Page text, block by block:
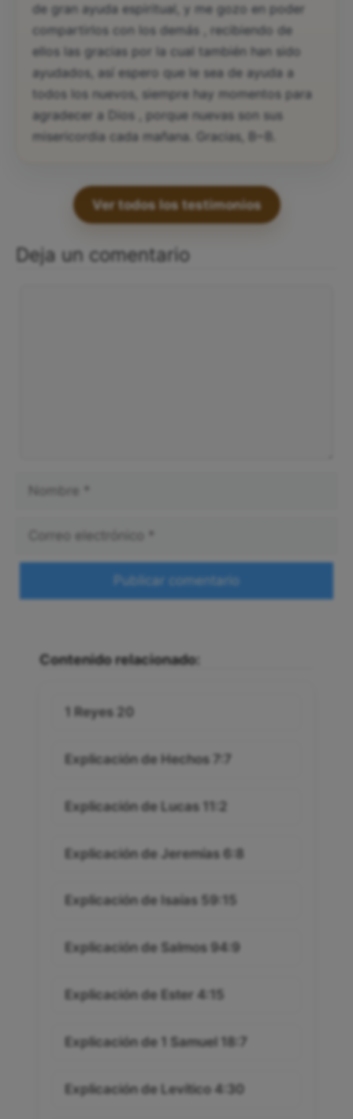
de gran ayuda espiritual, y me gozo en poder
compartirlos con los demás , recibiendo de
ellos las gracias por la cual también han sido
ayudados, así espero que le sea de ayuda a
todos los nuevos, siempre hay momentos para
agradecer a Dios , porque nuevas son sus
misericordia cada mañana. Gracias, B~B.
Ver todos los testimonios
Deja un comentario
Contenido relacionado:
1 Reyes 20
Explicación de Hechos 7:7
Explicación de Lucas 11:2
Explicación de Jeremías 6:8
Explicación de Isaías 59:15
Explicación de Salmos 94:9
Explicación de Ester 4:15
Explicación de 1 Samuel 18:7
Explicación de Levítico 4:30